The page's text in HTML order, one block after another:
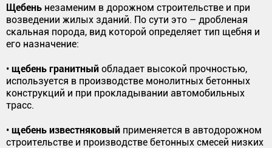
Щебень незаменим в дорожном строительстве и при
возведении жилых зданий. По сути это – дробленая
скальная порода, вид которой определяет тип щебня и
его назначение:
• щебень гранитный обладает высокой прочностью,
используется в производстве монолитных бетонных
конструкций и при прокладывании автомобильных
трасс.
• щебень известняковый применяется в автодорожном
строительстве и производстве бетонных смесей низких